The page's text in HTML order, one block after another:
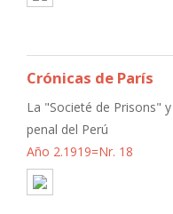
Crónicas de París
La "Societé de Prisons"
penal del Perú
Año 2.1919=Nr. 18